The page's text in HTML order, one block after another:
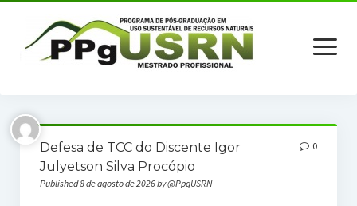
open
menu
PPgUSRN
Apresentação
Organização Curricular
Defesa de TCC do Discente Igor
Julyetson Silva Procópio
Published 8 de agosto de 2026 by @PpgUSRN
0